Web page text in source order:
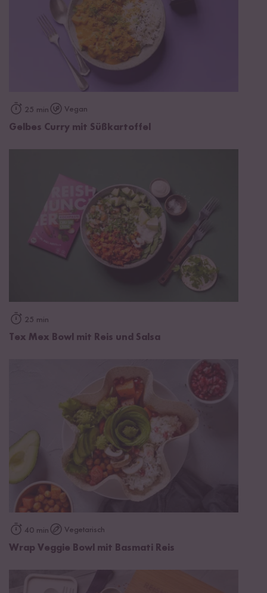
25 min Vegan
Gelbes Curry mit Süßkartoffel
25 min
Tex Mex Bowl mit Reis und Salsa
40 min Vegetarisch
Wrap Veggie Bowl mit Basmati Reis